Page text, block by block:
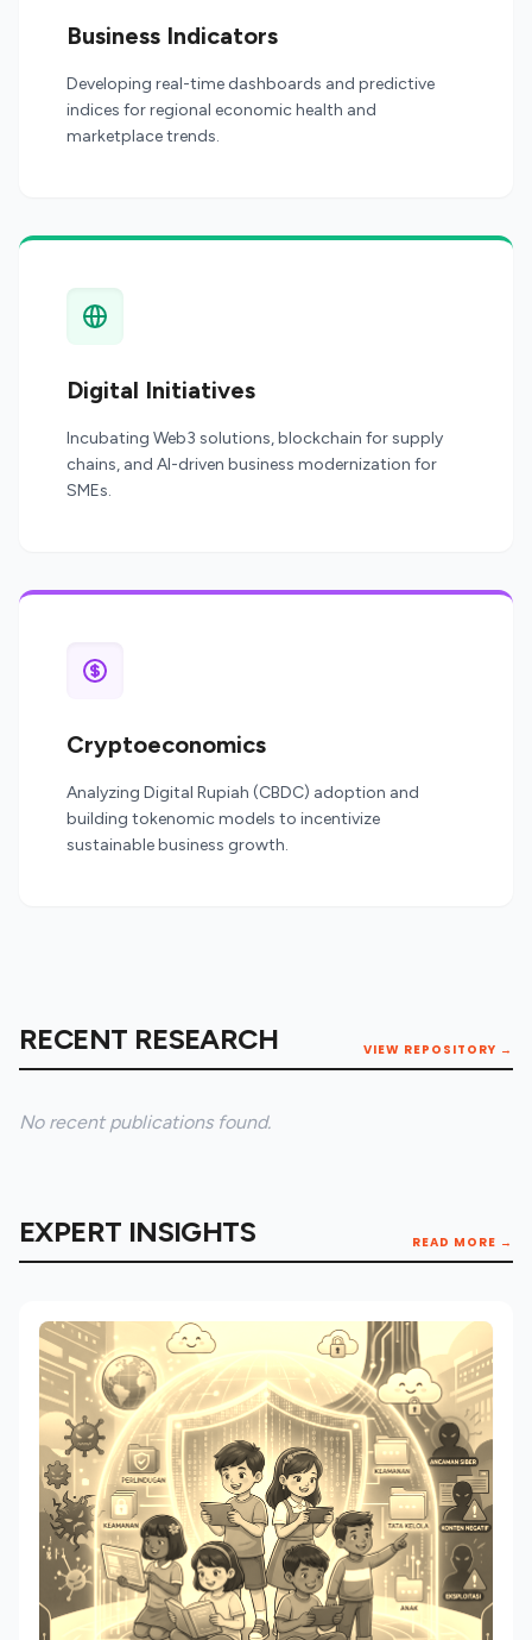
Business Indicators
Developing real-time dashboards and predictive
indices for regional economic health and
marketplace trends.
Digital Initiatives
Incubating Web3 solutions, blockchain for supply
chains, and AI-driven business modernization for
SMEs.
Cryptoeconomics
Analyzing Digital Rupiah (CBDC) adoption and
building tokenomic models to incentivize
sustainable business growth.
RECENT RESEARCH VIEW REPOSITORY →
No recent publications found.
EXPERT INSIGHTS READ MORE →